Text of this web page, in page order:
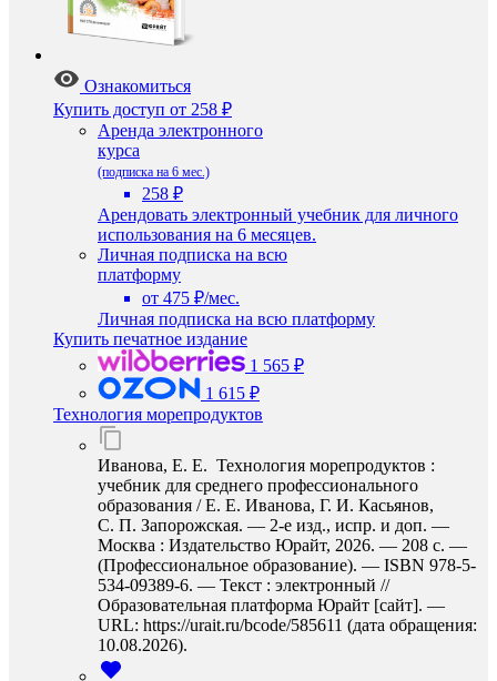
Ознакомиться
Купить доступ от 258 ₽
Аренда электронного
курса
(подписка на 6 мес.)
258 ₽
Арендовать электронный учебник для личного
использования на 6 месяцев.
Личная подписка на всю
платформу
от 475 ₽/мес.
Личная подписка на всю платформу
Купить печатное издание
1 565 ₽
1 615 ₽
Технология морепродуктов
Иванова, Е. Е. Технология морепродуктов :
учебник для среднего профессионального
образования / Е. Е. Иванова, Г. И. Касьянов,
С. П. Запорожская. — 2-е изд., испр. и доп. —
Москва : Издательство Юрайт, 2026. — 208 с. —
(Профессиональное образование). — ISBN 978-5-
534-09389-6. — Текст : электронный //
Образовательная платформа Юрайт [сайт]. —
URL: https://urait.ru/bcode/585611 (дата обращения:
10.08.2026).